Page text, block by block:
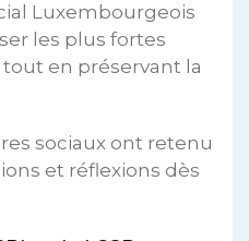
Luxembourgeois
les plus fortes
en préservant la
sociaux ont retenu
et réflexions dès